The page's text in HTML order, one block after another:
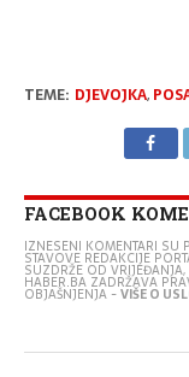
TEME: DJEVOJKA,
FACEBOOK
IZNESENI KOMENTARI SU
STAVOVE REDAKCIJE
SUZDRŽE OD
HABER.BA ZADRŽAVA
OBJAŠNJENJA -VIŠE O